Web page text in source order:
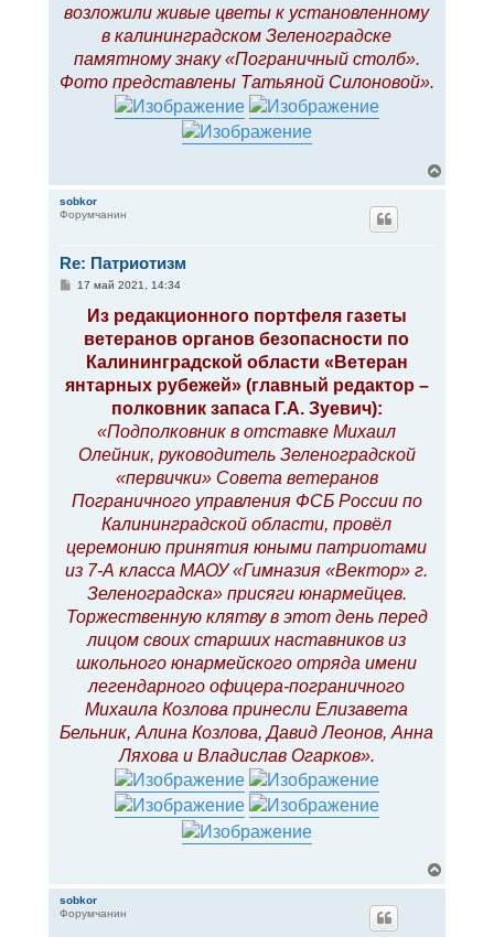
возложили живые цветы к установленному
в калининградском Зеленоградске
памятному знаку «Пограничный столб».
Фото представлены Татьяной Силоновой».
е
sobkor
Форумчанин
Re: Патриотизм
С
е
17 май 2021, 14:34
Из редакционного портфеля газеты
ветеранов органов безопасности по
Калининградской области «Ветеран
янтарных рубежей» (главный редактор –
полковник запаса Г.А. Зуевич):
«Подполковник в отставке Михаил
Олейник, руководитель Зеленоградской
«первички» Совета ветеранов
Пограничного управления ФСБ России по
Калининградской области, провёл
церемонию принятия юными патриотами
из 7-А класса МАОУ «Гимназия «Вектор» г.
Зеленоградска» присяги юнармейцев.
Торжественную клятву в этот день перед
лицом своих старших наставников из
школьного юнармейского отряда имени
легендарного офицера-пограничного
Михаила Козлова принесли Елизавета
Бельник, Алина Козлова, Давид Леонов, Анна
Ляхова и Владислав Огарков».
sobkor
Форумчанин